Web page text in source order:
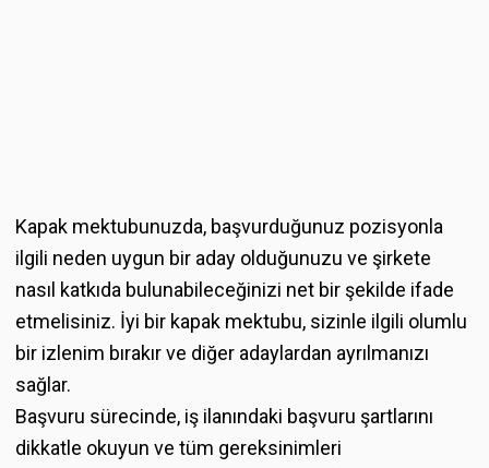
Kapak mektubunuzda, başvurduğunuz pozisyonla
ilgili neden uygun bir aday olduğunuzu ve şirkete
nasıl katkıda bulunabileceğinizi net bir şekilde ifade
etmelisiniz. İyi bir kapak mektubu, sizinle ilgili olumlu
bir izlenim bırakır ve diğer adaylardan ayrılmanızı
sağlar.
Başvuru sürecinde, iş ilanındaki başvuru şartlarını
dikkatle okuyun ve tüm gereksinimleri